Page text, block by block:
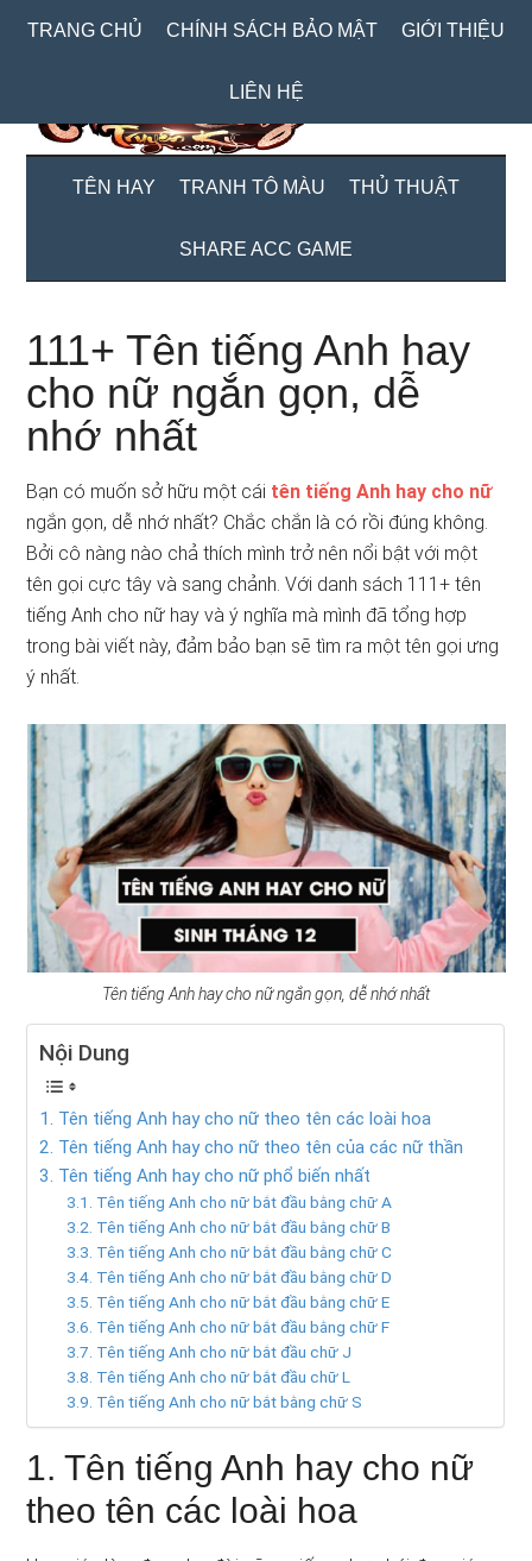
TRANG CHỦ CHÍNH SÁCH BẢO MẬT GIỚI THIỆU
LIÊN HỆ
TÊN HAY TRANH TÔ MÀU THỦ THUẬT
SHARE ACC GAME
111+ Tên tiếng Anh hay
cho nữ ngắn gọn, dễ
nhớ nhất
Bạn có muốn sở hữu một cái tên tiếng Anh hay cho nữ
ngắn gọn, dễ nhớ nhất? Chắc chắn là có rồi đúng không.
Bởi cô nàng nào chả thích mình trở nên nổi bật với một
tên gọi cực tây và sang chảnh. Với danh sách 111+ tên
tiếng Anh cho nữ hay và ý nghĩa mà mình đã tổng hợp
trong bài viết này, đảm bảo bạn sẽ tìm ra một tên gọi ưng
ý nhất.
Tên tiếng Anh hay cho nữ ngắn gọn, dễ nhớ nhất
Nội Dung
1. Tên tiếng Anh hay cho nữ theo tên các loài hoa
2. Tên tiếng Anh hay cho nữ theo tên của các nữ thần
3. Tên tiếng Anh hay cho nữ phổ biến nhất
3.1. Tên tiếng Anh cho nữ bắt đầu bằng chữ A
3.2. Tên tiếng Anh cho nữ bắt đầu bằng chữ B
3.3. Tên tiếng Anh cho nữ bắt đầu bằng chữ C
3.4. Tên tiếng Anh cho nữ bắt đầu bằng chữ D
3.5. Tên tiếng Anh cho nữ bắt đầu bằng chữ E
3.6. Tên tiếng Anh cho nữ bắt đầu bằng chữ F
3.7. Tên tiếng Anh cho nữ bắt đầu chữ J
3.8. Tên tiếng Anh cho nữ bắt đầu chữ L
3.9. Tên tiếng Anh cho nữ bắt bằng chữ S
1. Tên tiếng Anh hay cho nữ
theo tên các loài hoa